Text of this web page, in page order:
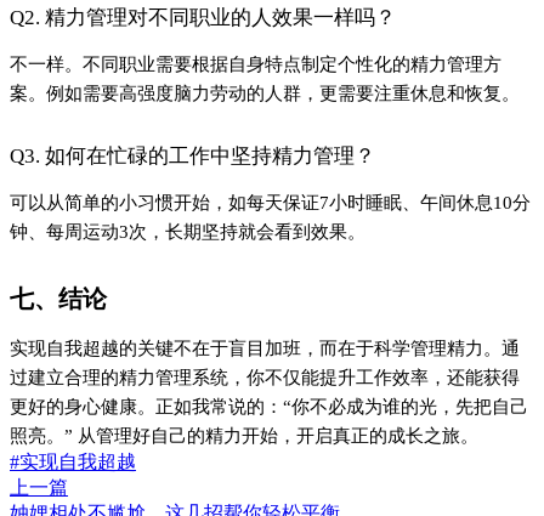
妯娌相处不尴尬，这几招帮你轻松平衡
民俗收藏投资回报率分析：长期持有还是短期...
Close
喜欢这篇内容吗？ 点击评论